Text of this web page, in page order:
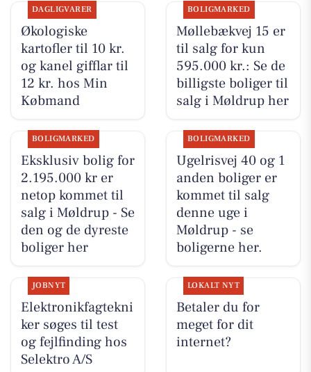
DAGLIGVARER
Økologiske
kartofler til 10 kr.
og kanel gifflar til
12 kr. hos Min
Købmand
BOLIGMARKED
Møllebækvej 15 er
til salg for kun
595.000 kr.: Se de
billigste boliger til
salg i Møldrup her
BOLIGMARKED
Eksklusiv bolig for
2.195.000 kr er
netop kommet til
salg i Møldrup - Se
den og de dyreste
boliger her
BOLIGMARKED
Ugelrisvej 40 og 1
anden boliger er
kommet til salg
denne uge i
Møldrup - se
boligerne her.
JOBNYT
Elektronikfagtekni
ker søges til test
og fejlfinding hos
Selektro A/S
LOKALT NYT
Betaler du for
meget for dit
internet?